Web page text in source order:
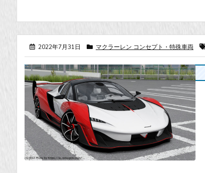
2022年7月31日 マクラーレン コンセプト・特殊車両